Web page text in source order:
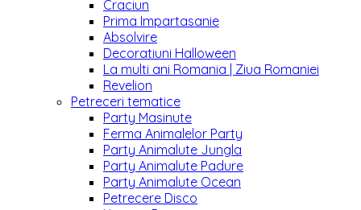
Craciun
Prima Impartasanie
Absolvire
Decoratiuni Halloween
La multi ani Romania | Ziua Romaniei
Revelion
Petreceri tematice
Party Masinute
Ferma Animalelor Party
Party Animalute Jungla
Party Animalute Padure
Party Animalute Ocean
Petrecere Disco